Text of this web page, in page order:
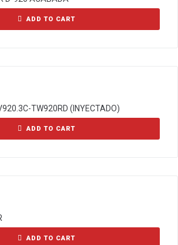
ADD TO CART
TW920RD (INYECTADO)
ADD TO CART
ADD TO CART